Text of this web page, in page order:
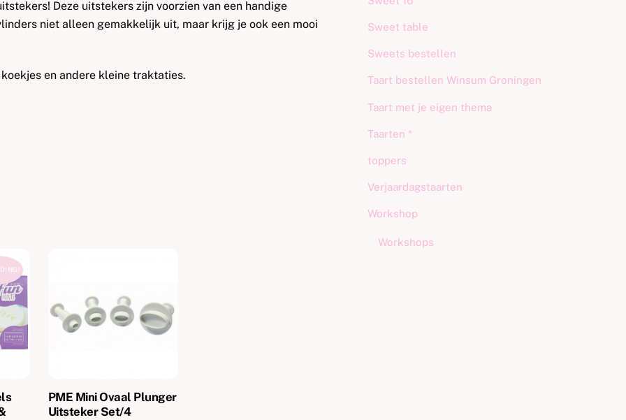
Deze uitstekers zijn voorzien van een handige
niet alleen gemakkelijk uit, maar krijg je ook een mooi
en andere kleine traktaties.
PME Mini Ovaal Plunger
Uitsteker Set/4
Sweet table
Sweets bestellen
Taart bestellen Winsum Groningen
Taart met je eigen thema
Taarten *
toppers
Verjaardagstaarten
Workshop
Workshops